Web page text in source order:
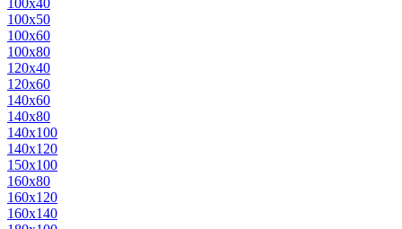
100х40
100х50
100х60
100х80
120х40
120х60
140х60
140х80
140х100
140х120
150х100
160х80
160х120
160х140